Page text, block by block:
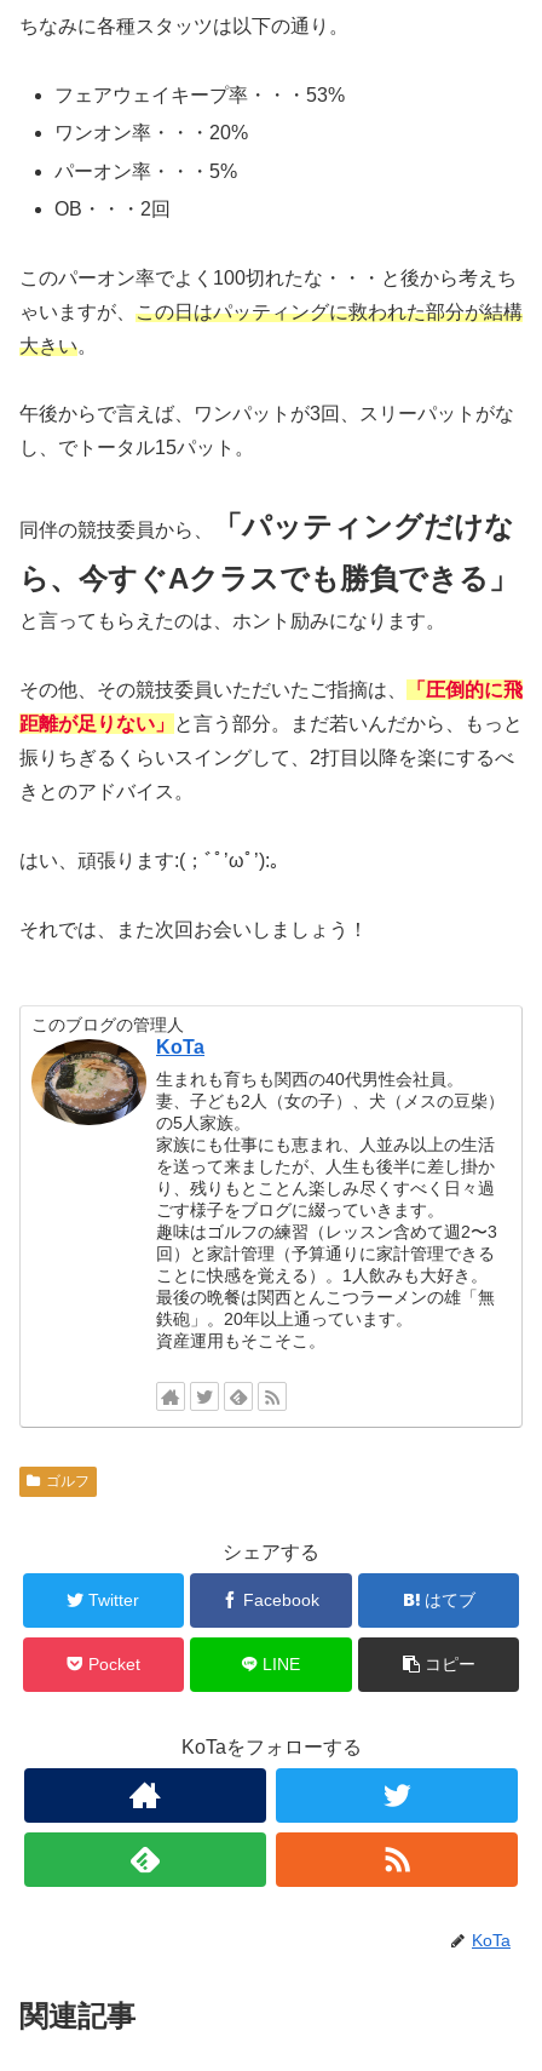
ちなみに各種スタッツは以下の通り。
フェアウェイキープ率・・・53%
ワンオン率・・・20%
パーオン率・・・5%
OB・・・2回
このパーオン率でよく100切れたな・・・と後から考えち
ゃいますが、 この日はパッティングに救われた部分が結構
大きい。
午後からで言えば、ワンパットが3回、スリーパットがな
し、でトータル15パット。
同伴の競技委員から、
「パッティングだけな
ら、今すぐAクラスでも勝負できる」
と言ってもらえたのは、ホント励みになります。
その他、その競技委員いただいたご指摘は、
「圧倒的に飛
距離が足りない」 と言う部分。まだ若いんだから、もっと
振りちぎるくらいスイングして、2打目以降を楽にするべ
きとのアドバイス。
はい、頑張ります:(；ﾞﾟ’ωﾟ’):。
それでは、また次回お会いしましょう！
このブログの管理人
KoTa
生まれも育ちも関西の40代男性会社員。
妻、子ども2人（女の子）、犬（メスの豆柴）
の5人家族。
家族にも仕事にも恵まれ、人並み以上の生活
を送って来ましたが、人生も後半に差し掛か
り、残りもとことん楽しみ尽くすべく日々過
ごす様子をブログに綴っていきます。
趣味はゴルフの練習（レッスン含めて週2〜3
回）と家計管理（予算通りに家計管理できる
ことに快感を覚える）。1人飲みも大好き。
最後の晩餐は関西とんこつラーメンの雄「無
鉄砲」。20年以上通っています。
資産運用もそこそこ。
ゴルフ
シェアする
Twitter Facebook はてブ
Pocket LINE コピー
KoTaをフォローする
KoTa
関連記事